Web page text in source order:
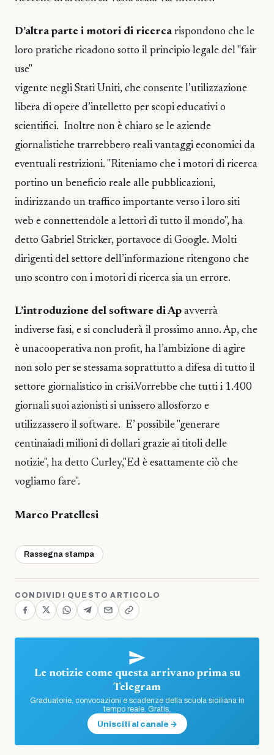
D’altra parte i motori di ricercarispondono che le
loro pratiche ricadono sotto il principio legale del "fair
use"
vigente negli Stati Uniti, che consente l’utilizzazione
libera di opere d’intelletto per scopi educativi o
scientifici. Inoltre non è chiaro se le aziende
giornalistiche trarrebbero reali vantaggi economici da
eventuali restrizioni. "Riteniamo che i motori di ricerca
portino un beneficio reale alle pubblicazioni,
indirizzando un traffico importante verso i loro siti
web e connettendole a lettori di tutto il mondo", ha
detto Gabriel Stricker, portavoce di Google. Molti
dirigenti del settore dell’informazione ritengono che
uno scontro con i motori di ricerca sia un errore.
L’introduzione del software di Ap avverrà
indiverse fasi, e si concluderà il prossimo anno. Ap, che
è unacooperativa non profit, ha l’ambizione di agire
non solo per se stessama soprattutto a difesa di tutto il
settore giornalistico in crisi.Vorrebbe che tutti i 1.400
giornali suoi azionisti si unissero allosforzo e
utilizzassero il software. E’ possibile "generare
centinaiadi milioni di dollari grazie ai titoli delle
notizie", ha detto Curley,"Ed è esattamente ciò che
vogliamo fare".
Marco Pratellesi
Rassegna stampa
CONDIVIDI QUESTO ARTICOLO
Le notizie come questa arrivano prima su
Telegram
Graduatorie, convocazioni e scadenze della scuola siciliana in
tempo reale. Gratis.
Unisciti al canale →